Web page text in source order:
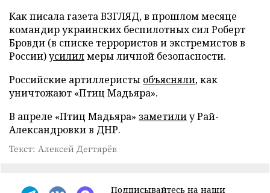
Как писала газета ВЗГЛЯД, в прошлом месяце
командир украинских беспилотных сил Роберт
Бровди (в списке террористов и экстремистов в
России)усилилмеры личной безопасности.
Российские артиллеристы объясняли, как
уничтожают «Птиц Мадьяра».
В апреле «Птиц Мадьяра» заметилиу Рай-
Александровки в ДНР.
Текст: Алексей Дегтярёв
Подписывайтесь на наши